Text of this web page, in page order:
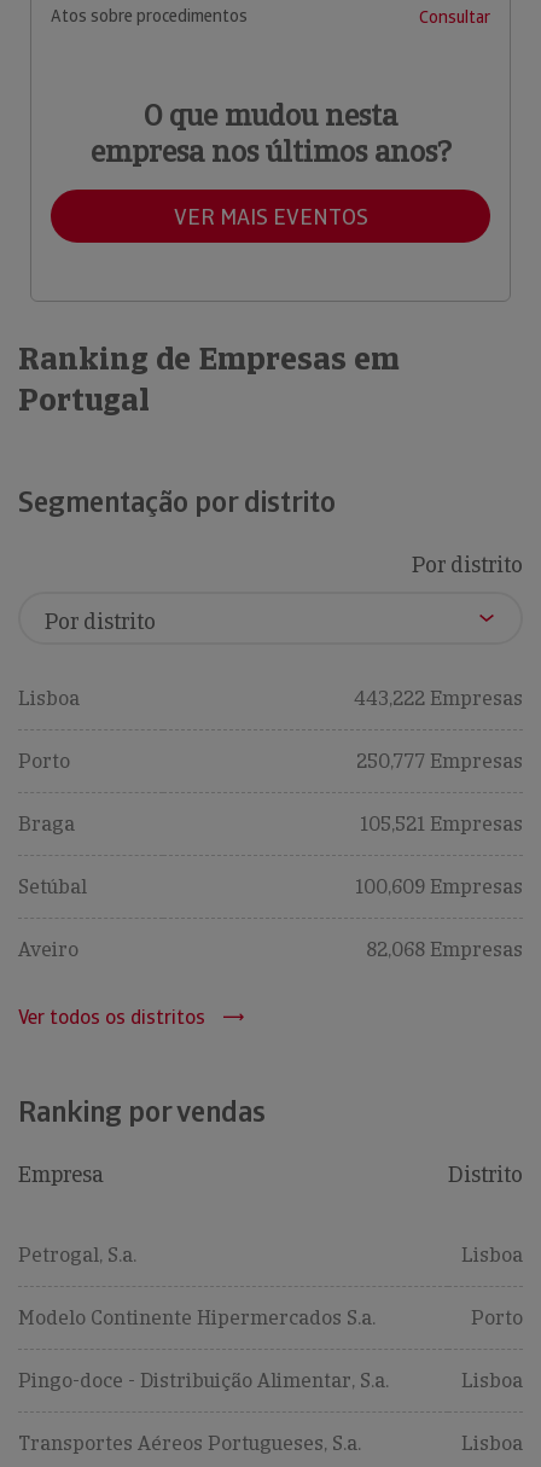
Atos sobre procedimentos
Consultar
O que mudou nesta
empresa nos últimos anos?
VER MAIS EVENTOS
Ranking de Empresas em
Portugal
Segmentação por distrito
Por distrito
Lisboa 443,222 Empresas
Porto 250,777 Empresas
Braga 105,521 Empresas
Setúbal 100,609 Empresas
Aveiro 82,068 Empresas
Ver todos os distritos
Ranking por vendas
Empresa Distrito
Petrogal, S.a. Lisboa
Modelo Continente Hipermercados S.a. Porto
Pingo-doce - Distribuição Alimentar, S.a. Lisboa
Transportes Aéreos Portugueses, S.a. Lisboa